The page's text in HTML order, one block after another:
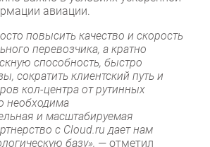
авиации.
повысить качество и скорость
перевозчика, а кратно
способность, быстро
сократить клиентский путь и
кол-центра от рутинных
необходима
и масштабируемая
с Cloud.ru дает нам
базу», — отметил